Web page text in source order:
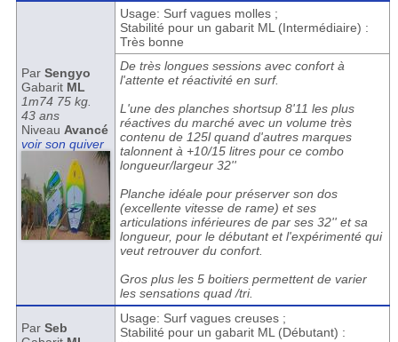
Par Sengyo
Gabarit ML
1m74 75 kg.
43 ans
Niveau Avancé
voir son quiver
Usage: Surf vagues molles ;
Stabilité pour un gabarit ML (Intermédiaire) :
Très bonne
De très longues sessions avec confort à
l'attente et réactivité en surf.
L'une des planches shortsup 8'11 les plus
réactives du marché avec un volume très
contenu de 125l quand d'autres marques
talonnent à +10/15 litres pour ce combo
longueur/largeur 32''
Planche idéale pour préserver son dos
(excellente vitesse de rame) et ses
articulations inférieures de par ses 32'' et sa
longueur, pour le débutant et l'expérimenté qui
veut retrouver du confort.
Gros plus les 5 boitiers permettent de varier
les sensations quad /tri.
Par Seb
Usage: Surf vagues creuses ;
Stabilité pour un gabarit ML (Débutant) :